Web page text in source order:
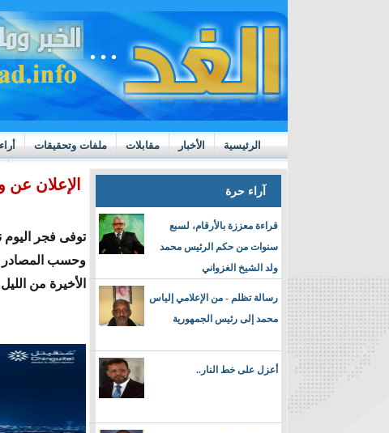
الرئيسية الأخبار مقابلات ملفات وتحقيقات
https://m.youtube.com/watch?v=GN10qW4W4hQ
آراء حرة
قراءة معززة بالأرقام، لسبع
سنوات من حكم الرئيس محمد
ولد الشيخ الغزواني
رسالة تظلم - من الإعلامي إلياس
محمد إلى رئيس الجمهورية
أعزل على خط النار..
الإعلان عن
توفى فجر اليوم
وحسب المصادر
الأخيرة من